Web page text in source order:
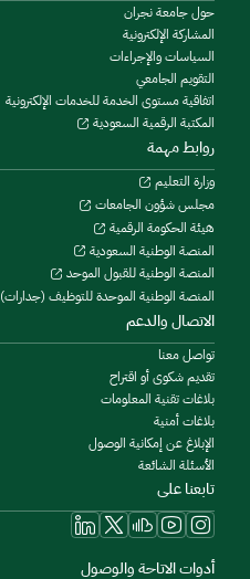
حول جامعة نجران
المشاركة الإلكترونية
السياسات والإجراءات
التقويم الجامعي
اتفاقية مستوى الخدمة للخدمات الإلكترونية
المكتبة الرقمية السعودية
روابط مهمة
وزارة التعليم
مجلس شؤون الجامعات
هيئة الحكومة الرقمية
المنصة الوطنية السعودية
المنصة الوطنية للقبول الموحد
المنصة الوطنية الموحدة للتوظيف (جدارات)
الاتصال والدعم
تواصل معنا
تقديم شكوى أو اقتراح
بلاغات تقنية المعلومات
بلاغات أمنية
الإبلاغ عن إمكانية الوصول
الأسئلة الشائعة
تابعنا على
أدوات الاتاحة والوصول